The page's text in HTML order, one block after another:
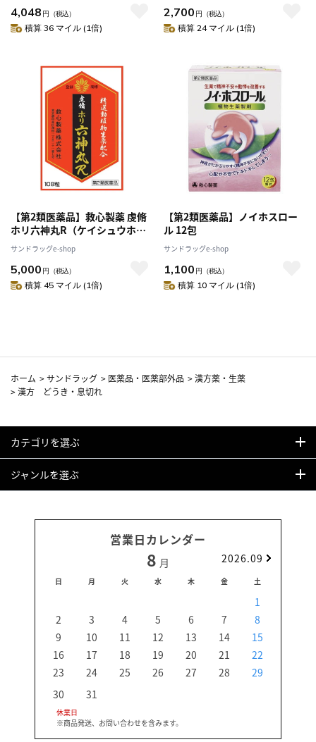
4,048 円 （税込）
積算 36 マイル (1倍)
2,700 円 （税込）
積算 24 マイル (1倍)
【第2類医薬品】救心製薬 虔脩
ホリ六神丸R（ケイシュウホリ
ロクシンガン） 108粒
サンドラッグe-shop
5,000 円 （税込）
積算 45 マイル (1倍)
【第2類医薬品】ノイホスロー
ル 12包
サンドラッグe-shop
1,100 円 （税込）
積算 10 マイル (1倍)
ホーム >サンドラッグ > 医薬品・医薬部外品 >漢方薬・生薬
>漢方 どうき・息切れ
カテゴリを選ぶ
ジャンルを選ぶ
営業日カレンダー
8 月 2026.09
日 月 火 水 木 金 土
1
2
3 4 5 6 7
8
9
10 11 12 13 14
15
16
17 18 19 20 21
22
23
24 25 26 27 28
29
30
31
休業日
※商品発送、お問い合わせを含みます。